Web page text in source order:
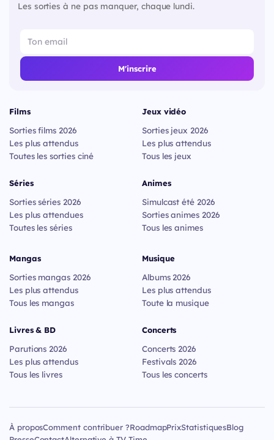
Les sorties à ne pas manquer, chaque lundi.
M'inscrire
Films
Sorties films 2026
Les plus attendus
Toutes les sorties ciné
Séries
Sorties séries 2026
Les plus attendues
Toutes les séries
Jeux vidéo
Sorties jeux 2026
Les plus attendus
Tous les jeux
Animes
Simulcast été 2026
Sorties animes 2026
Tous les animes
Mangas
Sorties mangas 2026
Les plus attendus
Tous les mangas
Livres & BD
Parutions 2026
Les plus attendus
Tous les livres
Musique
Albums 2026
Les plus attendus
Toute la musique
Concerts
Concerts 2026
Festivals 2026
Tous les concerts
À proposComment contribuer ?RoadmapPrixStatistiquesBlog